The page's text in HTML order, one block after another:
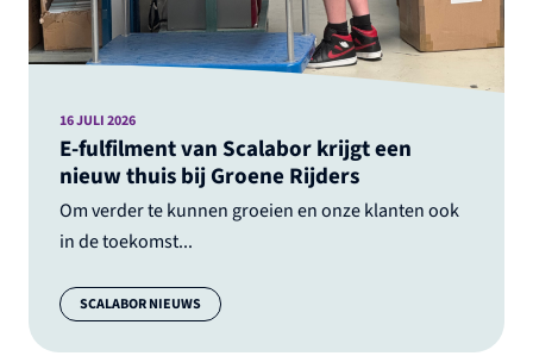
E-fulfilment van Scalabor krijgt een
nieuw thuis bij Groene Rijders
Om verder te kunnen groeien en onze klanten ook
in de toekomst...
16 JULI 2026
Categorie:
SCALABOR NIEUWS